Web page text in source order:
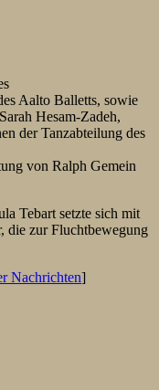
Aalto Balletts, sowie
Hesam-Zadeh,
der Tanzabteilung des
von Ralph Gemein
Tebart setzte sich mit
die zur Fluchtbewegung
Nachrichten]